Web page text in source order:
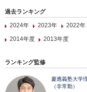
過去ランキング
2024年
2023年 2022年
2014年度
2013年度
ランキング監修
慶應義塾大学
（非常勤）